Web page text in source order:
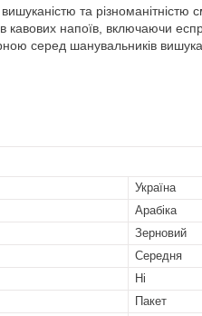
та
кавових напоїв, включаючи
серед шанувальників
Україна
Арабіка
Зерновий
Середня
Ні
Пакет